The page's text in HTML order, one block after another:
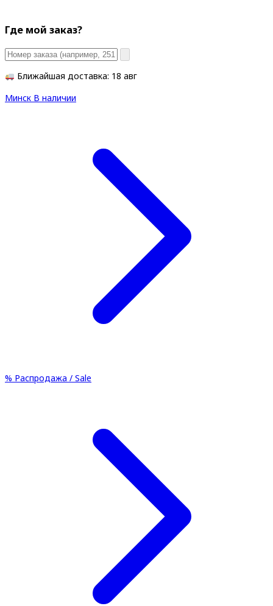
Где мой заказ?
Ближайшая доставка: 18 авг
Минск В наличии
% Распродажа / Sale